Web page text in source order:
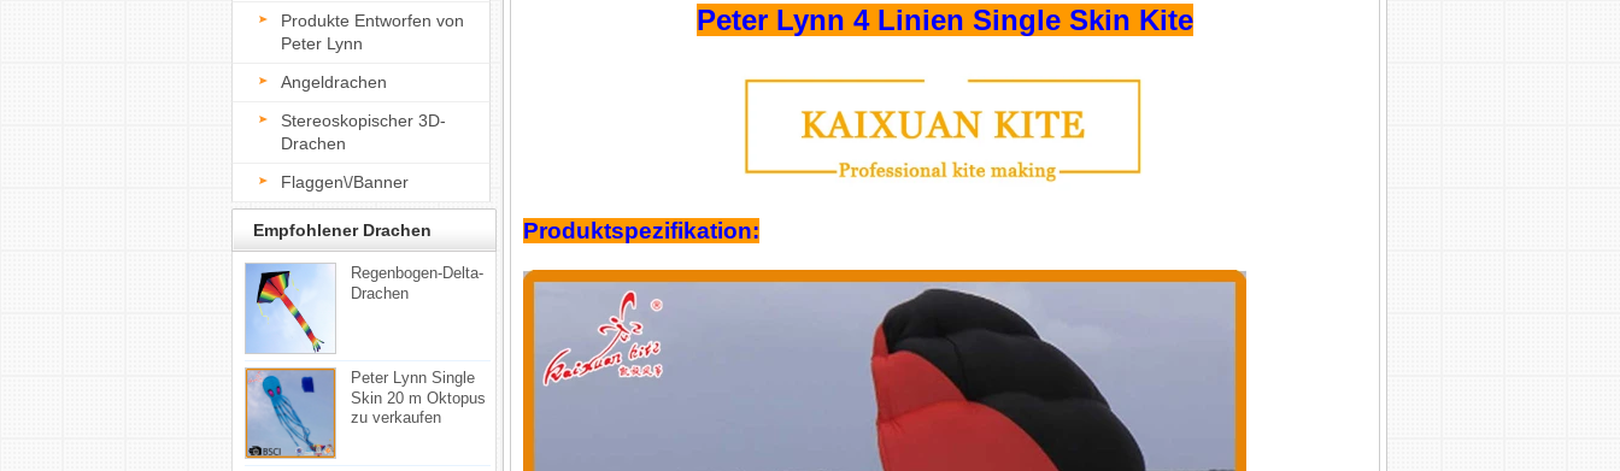
Produkte Entworfen von
Peter Lynn
Angeldrachen
Stereoskopischer 3D-
Drachen
Flaggen\/Banner
Empfohlener Drachen
Regenbogen-Delta-
Drachen
Peter Lynn Single
Skin 20 m Oktopus
zu verkaufen
Peter Lynn 4 Linien Single Skin Kite
Produktspezifikation: